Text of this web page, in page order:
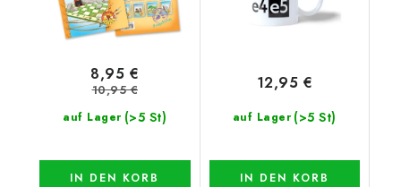
auf Lager (>5 St)
8,95 €
10,95 €
IN DEN KORB
auf Lager (>5 St)
12,95 €
IN DEN KORB